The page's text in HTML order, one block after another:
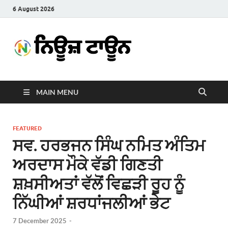
6 August 2026
Town
MAIN MENU
FEATURED
ਸਵ. ਹਰਭਜਨ ਸਿੰਘ ਨਮਿਤ ਅੰਤਿਮ
ਅਰਦਾਸ ਮੌਕੇ ਵੱਡੀ ਗਿਣਤੀ
ਸ਼ਖ਼ਸੀਅਤਾਂ ਵੱਲੋਂ ਵਿਛੜੀ ਰੂਹ ਨੂੰ
ਨਿੱਘੀਆਂ ਸ਼ਰਧਾਂਜਲੀਆਂ ਭੇਟ
7 December 2025 -